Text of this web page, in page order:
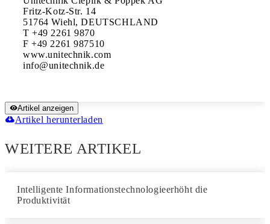
Fritz-Kotz-Str. 14
51764 Wiehl, DEUTSCHLAND
T +49 2261 9870
F +49 2261 987510
www.unitechnik.com
Artikel anzeigen
Artikel herunterladen
WEITERE ARTIKEL
Intelligente Informationstechnologieerhöht die
Produktivität